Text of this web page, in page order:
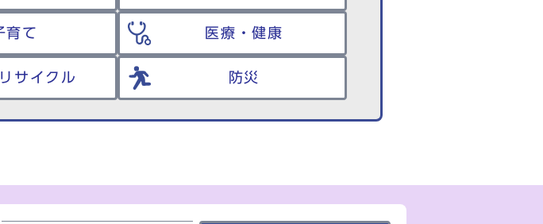
育て 医療・健康
サイクル 防災